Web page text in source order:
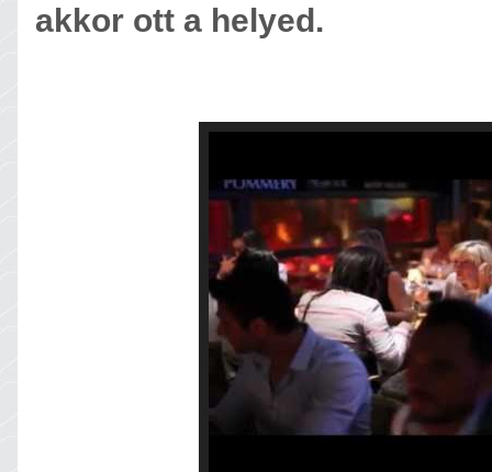
akkor ott a helyed.